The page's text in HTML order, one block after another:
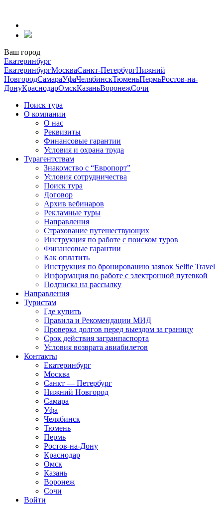
содержанию
Ваш город
Екатеринбург
ЕкатеринбургМоскваСанкт-ПетербургНижний
НовгородСамараУфаЧелябинскТюменьПермьРостов-на-
ДонуКраснодарОмскКазаньВоронежСочи
Поиск тура
О компании
О нас
Реквизиты
Финансовые гарантии
Условия и охрана труда
Турагентствам
Знакомство с “Европорт”
Условия сотрудничества
Поиск тура
Договор
Архив вебинаров
Рекламные туры
Направления
Страхование путешествующих
Инструкция по работе с поиском туров
Финансовые гарантии
Как оплатить
Инструкция по бронированию заявок Selfie Travel
Информация по работе с электронной путевкой
Подписка на рассылку
Направления
Туристам
Где купить
Правила и Рекомендации МИД
Проверка долгов перед выездом за границу
Срок действия загранпаспорта
Условия возврата авиабилетов
Контакты
Екатеринбург
Москва
Санкт — Петербург
Нижний Новгород
Самара
Уфа
Челябинск
Тюмень
Пермь
Ростов-на-Дону
Краснодар
Омск
Казань
Воронеж
Сочи
Войти